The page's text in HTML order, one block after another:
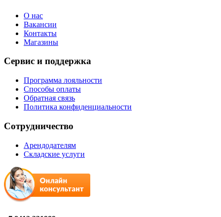
О нас
Вакансии
Контакты
Магазины
Сервис и поддержка
Программа лояльности
Способы оплаты
Обратная связь
Политика конфиденциальности
Сотрудничество
Арендодателям
Складские услуги